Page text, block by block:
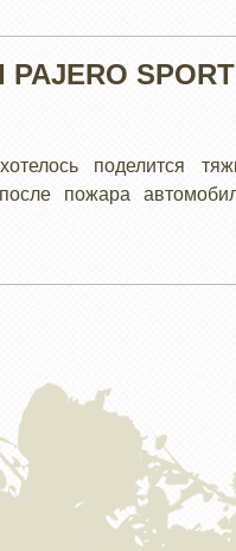
PAJERO SPORT
поделится
пожара